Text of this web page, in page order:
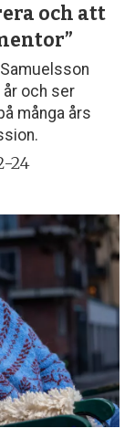
och att
och ser
många års
24